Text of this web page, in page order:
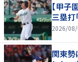
【甲子
三塁打
2026/08/
関東勢